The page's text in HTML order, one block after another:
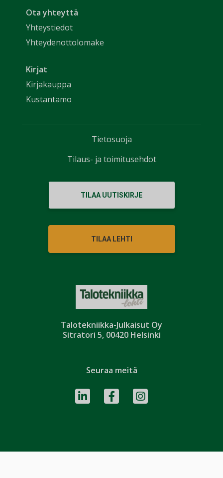
Talotekniikka-Julkaisut Oy
Sitratori 5, 00420 Helsinki
Ota yhteyttä
Yhteystiedot
Yhteydenottolomake
Kirjat
Kirjakauppa
Kustantamo
TILAA UUTISKIRJE
TILAA LEHTI
Seuraa meitä
Tietosuoja
Tilaus- ja toimitusehdot